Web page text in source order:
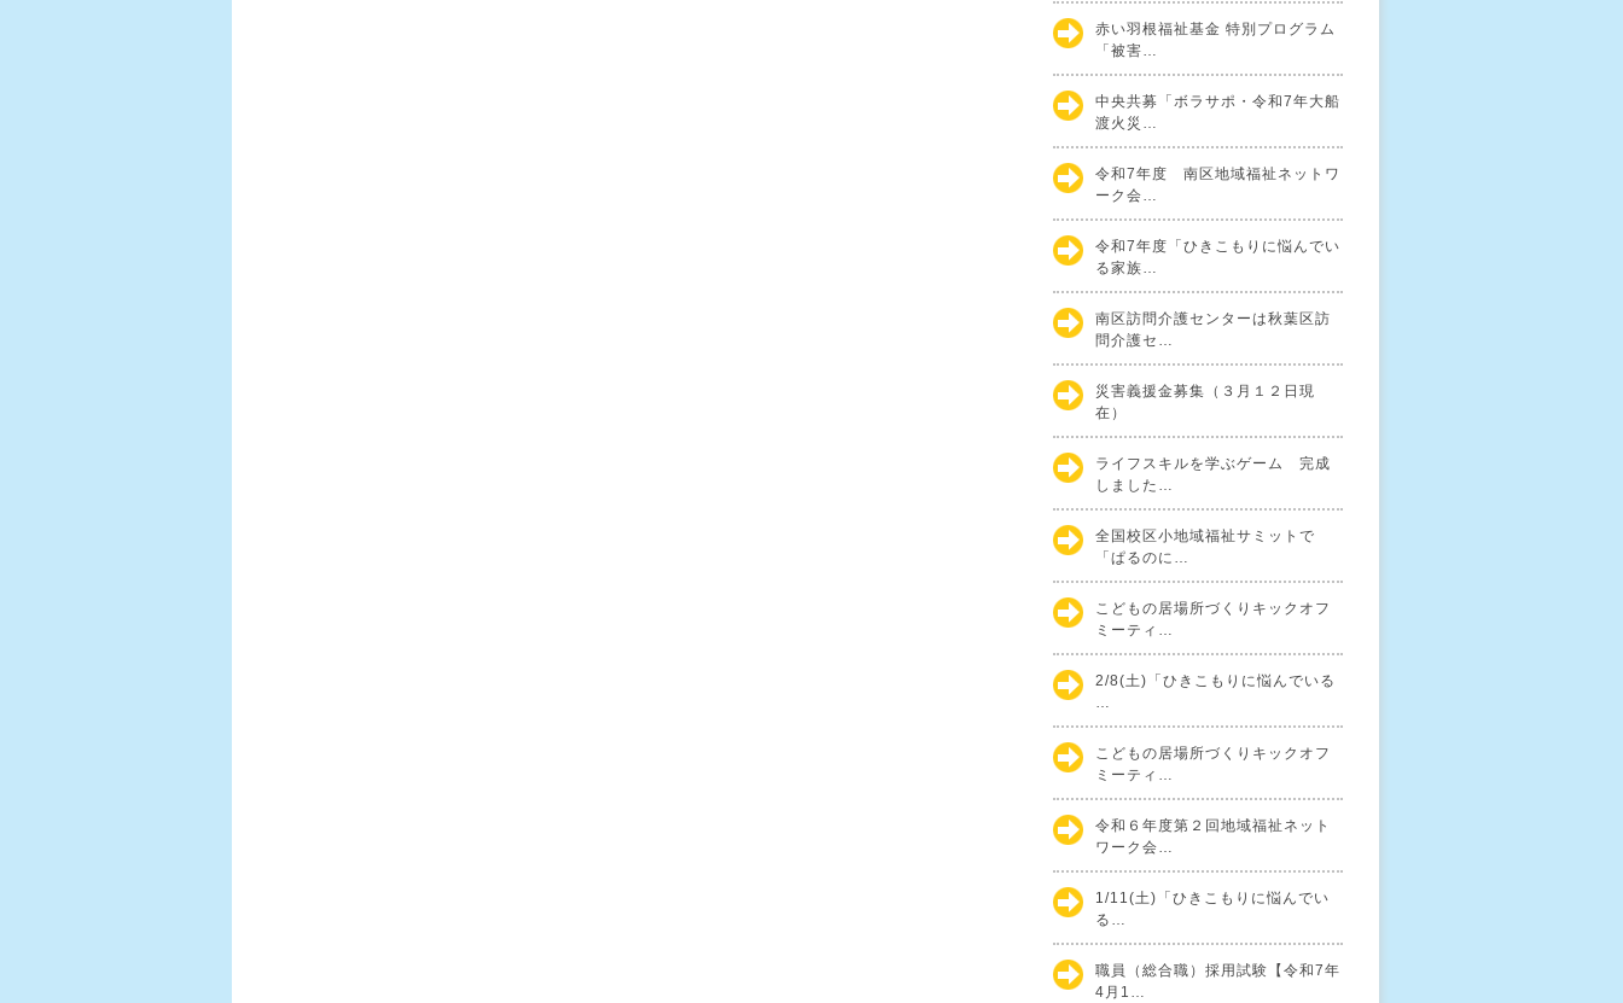
赤い羽根福祉基金 特別プログラム
「被害…
中央共募「ボラサポ・令和7年大船
渡火災…
令和7年度 南区地域福祉ネットワ
ーク会…
令和7年度「ひきこもりに悩んでい
る家族…
南区訪問介護センターは秋葉区訪
問介護セ…
災害義援金募集（３月１２日現
在）
ライフスキルを学ぶゲーム 完成
しました…
全国校区小地域福祉サミットで
「ぱるのに…
こどもの居場所づくりキックオフ
ミーティ…
2/8(土)「ひきこもりに悩んでいる
…
こどもの居場所づくりキックオフ
ミーティ…
令和６年度第２回地域福祉ネット
ワーク会…
1/11(土)「ひきこもりに悩んでい
る…
職員（総合職）採用試験【令和7年
4月1…